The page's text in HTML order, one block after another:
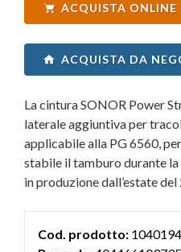
ACQUISTA
ACQUISTA DA
La cintura SONOR Power
laterale aggiuntiva per
applicabile alla PG 6560,
stabile il tamburo durante
in produzione dall’estate del
Cod. prodotto: